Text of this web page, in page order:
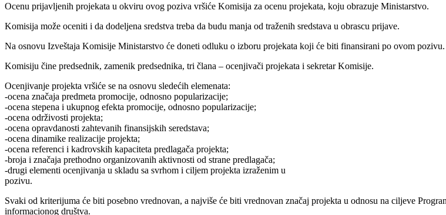
Ocenu prijavljenih projekata u okviru ovog poziva vršiće Komisija za ocenu projekata, koju obrazuje Ministarstvo.
Komisija može oceniti i da dodeljena sredstva treba da budu manja od traženih sredstava u obrascu prijave.
Na osnovu Izveštaja Komisije Ministarstvo će doneti odluku o izboru projekata koji će biti finansirani po ovom pozivu.
Komisiju čine predsednik, zamenik predsednika, tri člana – ocenjivači projekata i sekretar Komisije.
Ocenjivanje projekta vršiće se na osnovu sledećih elemenata:
-ocena značaja predmeta promocije, odnosno popularizacije;
-ocena stepena i ukupnog efekta promocije, odnosno popularizacije;
-ocena održivosti projekta;
-ocena opravdanosti zahtevanih finansijskih seredstava;
-ocena dinamike realizacije projekta;
-ocena referenci i kadrovskih kapaciteta predlagača projekta;
-broja i značaja prethodno organizovanih aktivnosti od strane predlagača;
-drugi elementi ocenjivanja u skladu sa svrhom i ciljem projekta izraženim u
pozivu.
Svaki od kriterijuma će biti posebno vrednovan, a najviše će biti vrednovan značaj projekta u odnosu na ciljeve
informacionog društva.